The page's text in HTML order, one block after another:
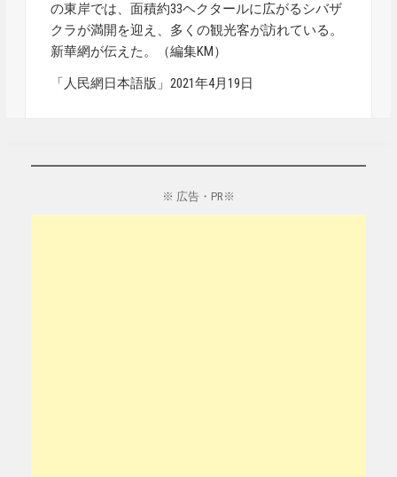
の東岸では、面積約33ヘクタールに広がるシバザ
クラが満開を迎え、多くの観光客が訪れている。
新華網が伝えた。（編集KM）
「人民網日本語版」2021年4月19日
※ 広告・PR※